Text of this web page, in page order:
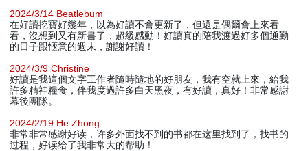
2024/3/14 Beatlebum
在好讀挖寶好幾年，以為好讀不會更新了，但還是偶爾會上來看
看，沒想到又有新書了，超級感動！好讀真的陪我渡過好多個通勤
的日子跟愜意的週末，謝謝好讀！
2024/3/9 Christine
好讀是我這個文字工作者隨時隨地的好朋友，我有空就上來，給我
許多精神糧食，伴我度過許多白天黑夜，有好讀，真好！非常感謝
幕後團隊。
2024/2/19 He Zhong
非常非常感谢好读，许多外面找不到的书都在这里找到了，找书的
过程，好读给了我非常大的帮助！